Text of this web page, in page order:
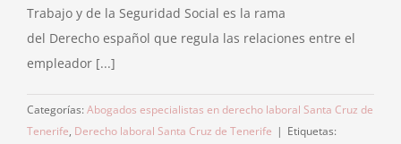
Trabajo y de la Seguridad Social es la rama
del Derecho español que regula las relaciones entre el
empleador [...]
Categorías: Abogados especialistas en derecho laboral Santa Cruz de
Tenerife, Derecho laboral Santa Cruz de Tenerife | Etiquetas: